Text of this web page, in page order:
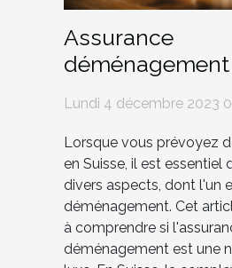
Assurance
déménagement
: une nécessité
luxe?
Lundi 4 décembre 2023
Lorsque vous prévoyez
en Suisse, il est essentiel
divers aspects, dont l'un
déménagement. Cet
à comprendre si
déménagement est une